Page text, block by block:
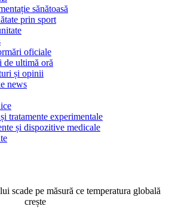
sănătoasă
prin sport
oficiale
de ultimă oră
și opinii
news
tratamente experimentale
și dispozitive medicale
scade pe măsură ce temperatura globală
crește